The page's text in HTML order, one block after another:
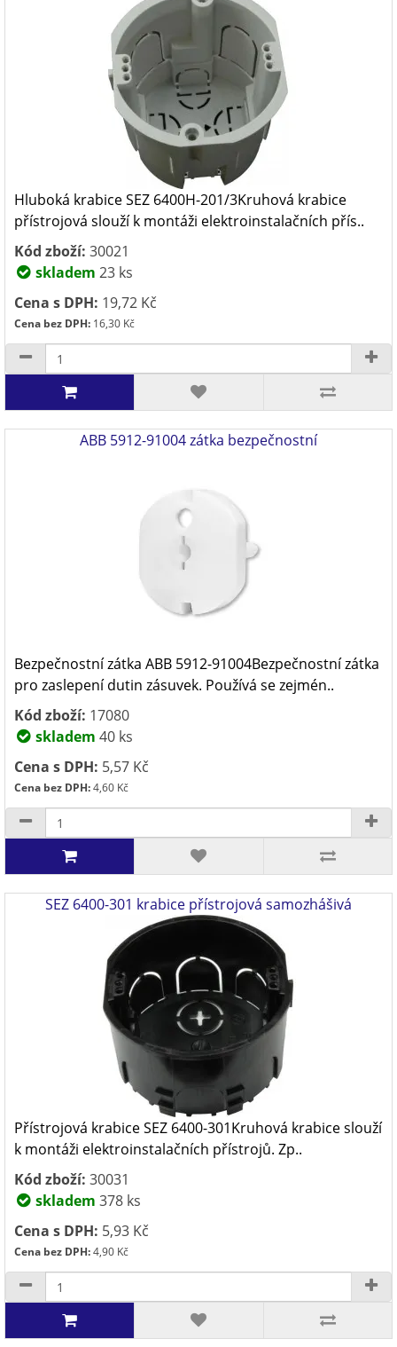
Hluboká krabice SEZ 6400H-201/3Kruhová krabice
přístrojová slouží k montáži elektroinstalačních přís..
Kód zboží: 30021
skladem 23 ks
Cena s DPH: 19,72 Kč
Cena bez DPH: 16,30 Kč
ABB 5912-91004 zátka bezpečnostní
Bezpečnostní zátka ABB 5912-91004Bezpečnostní zátka
pro zaslepení dutin zásuvek. Používá se zejmén..
Kód zboží: 17080
skladem 40 ks
Cena s DPH: 5,57 Kč
Cena bez DPH:4,60 Kč
SEZ 6400-301 krabice přístrojová samozhášivá
Přístrojová krabice SEZ 6400-301Kruhová krabice slouží
k montáži elektroinstalačních přístrojů. Zp..
Kód zboží: 30031
skladem 378 ks
Cena s DPH: 5,93 Kč
Cena bez DPH:4,90 Kč